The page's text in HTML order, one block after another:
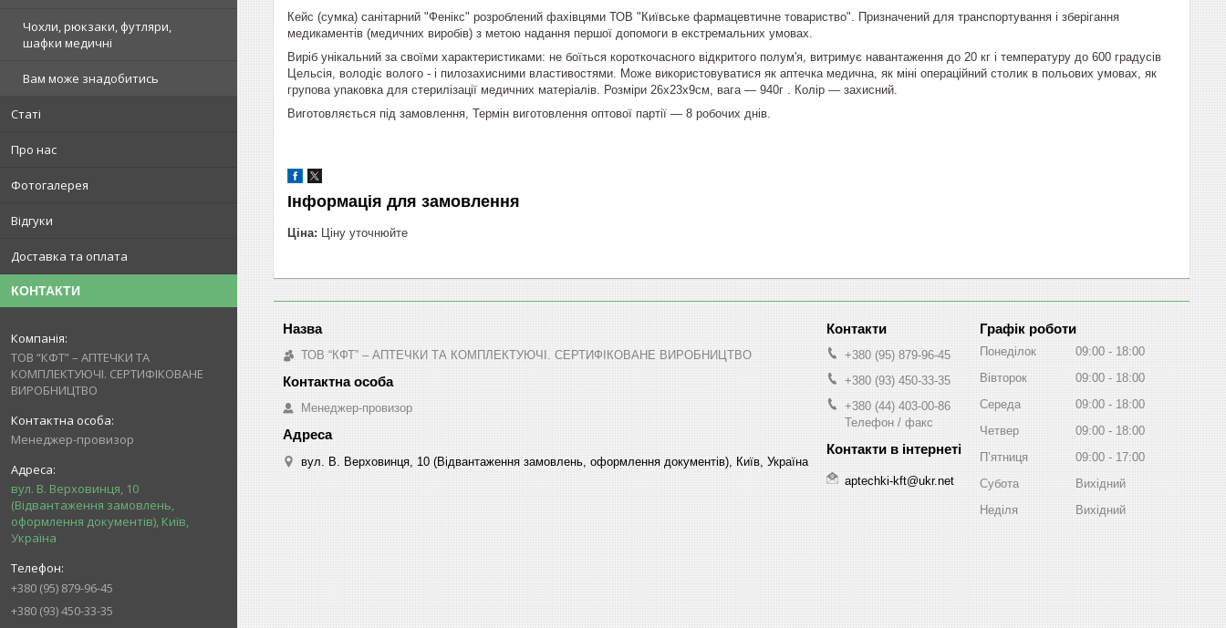
Чохли, рюкзаки, футляри,
шафки медичні
Вам може знадобитись
Статі
Про нас
Фотогалерея
Відгуки
Доставка та оплата
КОНТАКТИ
ТОВ “КФТ” – АПТЕЧКИ ТА
КОМПЛЕКТУЮЧІ. СЕРТИФІКОВАНЕ
ВИРОБНИЦТВО
Менеджер-провизор
вул. В. Верховинця, 10
(Відвантаження замовлень,
оформлення документів), Київ,
Україна
+380 (95) 879-96-45
+380 (93) 450-33-35
Кейс (сумка) санітарний "Фенікс" розроблений фахівцями ТОВ "Київське фармацевтичне товариство". Призначений для транспортування і зберігання
медикаментів (медичних виробів) з метою надання першої допомоги в екстремальних умовах.
Виріб унікальний за своїми характеристиками: не боїться короткочасного відкритого полум'я, витримує навантаження до 20 кг і температуру до 600 градусів
Цельсія, володіє волого - і пилозахисними властивостями. Може використовуватися як аптечка медична, як міні операційний столик в польових умовах, як
групова упаковка для стерилізації медичних матеріалів. Розміри 26х23х9см, вага ― 940г . Колір ― захисний.
Виготовляється під замовлення, Термін виготовлення оптової партії ― 8 робочих днів.
Інформація для замовлення
Ціна: Ціну уточнюйте
ТОВ “КФТ” – АПТЕЧКИ ТА КОМПЛЕКТУЮЧІ. СЕРТИФІКОВАНЕ ВИРОБНИЦТВО
Менеджер-провизор
вул. В. Верховинця, 10 (Відвантаження замовлень, оформлення документів), Київ, Україна
+380 (95) 879-96-45
+380 (93) 450-33-35
+380 (44) 403-00-86
Телефон / факс
aptechki-kft@ukr.net
Графік роботи
Понеділок 09:00
18:00
Вівторок
09:00
18:00
Середа
09:00
18:00
Четвер
09:00
18:00
Пʼятниця
09:00
17:00
Субота
Вихідний
Неділя
Вихідний